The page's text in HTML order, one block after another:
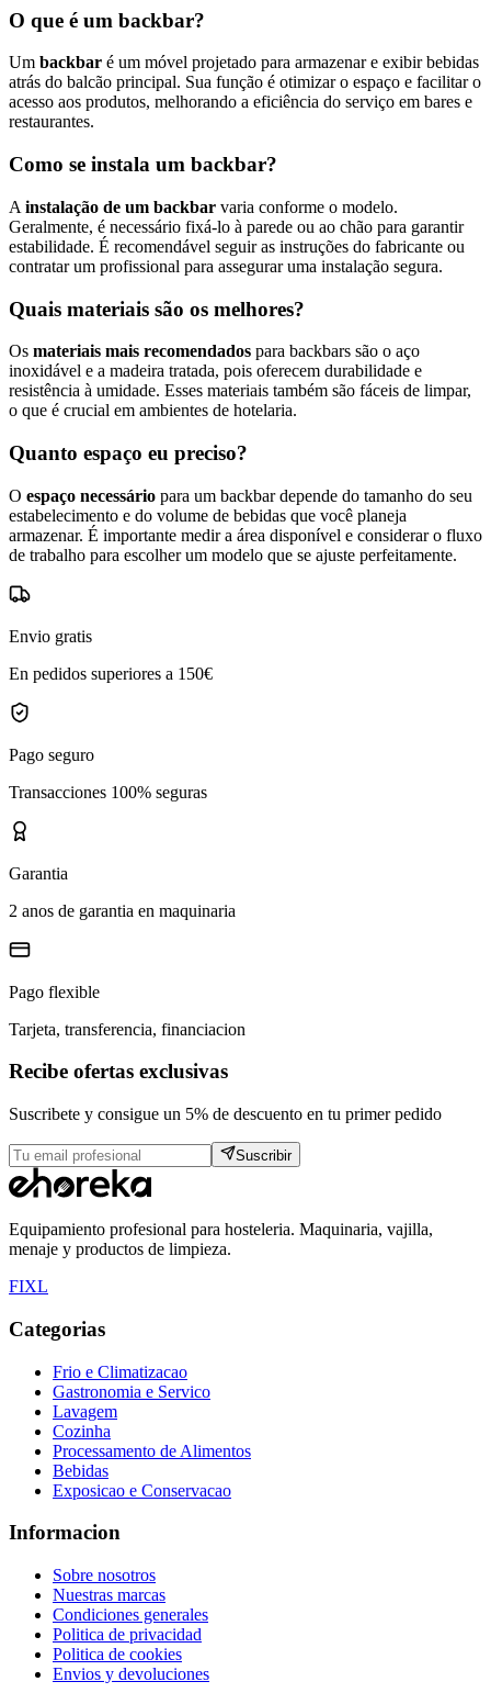
O que é um backbar?
Um backbar é um móvel projetado para armazenar e exibir bebidas
atrás do balcão principal. Sua função é otimizar o espaço e facilitar o
acesso aos produtos, melhorando a eficiência do serviço em bares e
restaurantes.
Como se instala um backbar?
A instalação de um backbar varia conforme o modelo.
Geralmente, é necessário fixá-lo à parede ou ao chão para garantir
estabilidade. É recomendável seguir as instruções do fabricante ou
contratar um profissional para assegurar uma instalação segura.
Quais materiais são os melhores?
Os materiais mais recomendados para backbars são o aço
inoxidável e a madeira tratada, pois oferecem durabilidade e
resistência à umidade. Esses materiais também são fáceis de limpar,
o que é crucial em ambientes de hotelaria.
Quanto espaço eu preciso?
O espaço necessário para um backbar depende do tamanho do seu
estabelecimento e do volume de bebidas que você planeja
armazenar. É importante medir a área disponível e considerar o fluxo
de trabalho para escolher um modelo que se ajuste perfeitamente.
Envio gratis
En pedidos superiores a 150€
Pago seguro
Transacciones 100% seguras
Garantia
2 anos de garantia en maquinaria
Pago flexible
Tarjeta, transferencia, financiacion
Recibe ofertas exclusivas
Suscribete y consigue un 5% de descuento en tu primer pedido
Suscribir
Equipamiento profesional para hosteleria. Maquinaria, vajilla,
menaje y productos de limpieza.
FIXL
Categorias
Frio e Climatizacao
Gastronomia e Servico
Lavagem
Cozinha
Processamento de Alimentos
Bebidas
Exposicao e Conservacao
Informacion
Sobre nosotros
Nuestras marcas
Condiciones generales
Politica de privacidad
Politica de cookies
Envios y devoluciones